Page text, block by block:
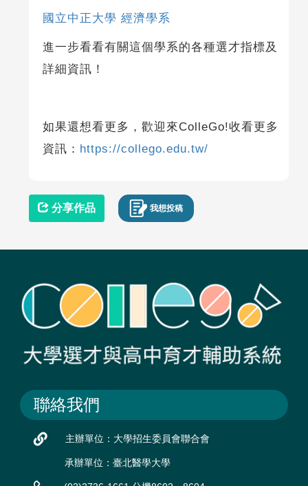
國立中正大學 經濟學系
進一步看看有關這個學系的各種選才指標及
詳細資訊！
如果還想看更多，歡迎來ColleGo!收看更多
資訊： https://collego.edu.tw/
分享作品 我想投稿
聯絡我們
主辦單位：大學招生委員會聯合會
承辦單位：臺北醫學大學